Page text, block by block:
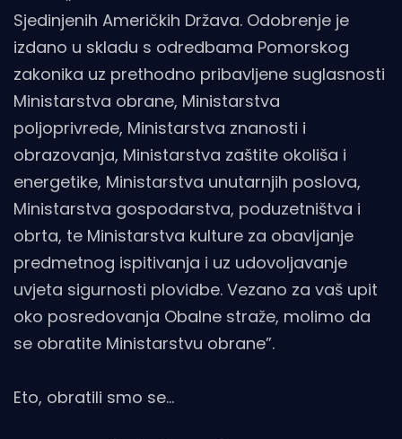
Sjedinjenih Američkih Država. Odobrenje je
izdano u skladu s odredbama Pomorskog
zakonika uz prethodno pribavljene suglasnosti
Ministarstva obrane, Ministarstva
poljoprivrede, Ministarstva znanosti i
obrazovanja, Ministarstva zaštite okoliša i
energetike, Ministarstva unutarnjih poslova,
Ministarstva gospodarstva, poduzetništva i
obrta, te Ministarstva kulture za obavljanje
predmetnog ispitivanja i uz udovoljavanje
uvjeta sigurnosti plovidbe. Vezano za vaš upit
oko posredovanja Obalne straže, molimo da
se obratite Ministarstvu obrane”.
Eto, obratili smo se…